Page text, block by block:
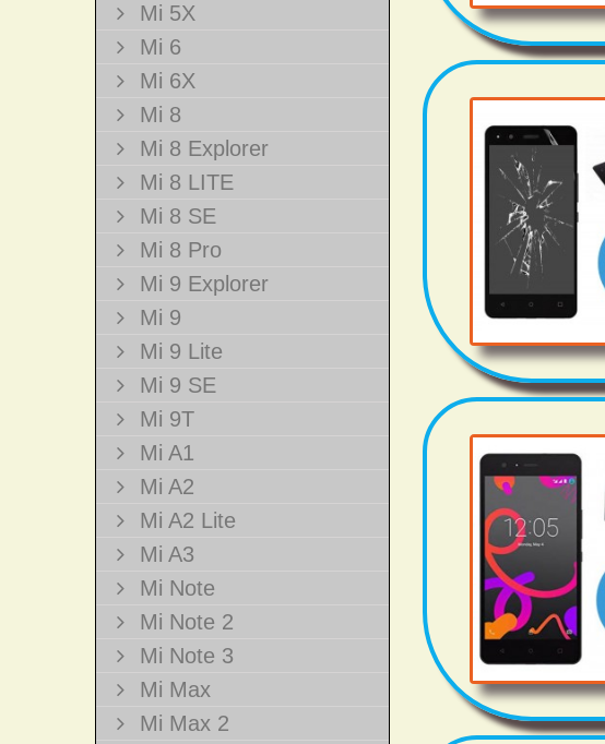
Mi 5X
Mi 6
Mi 6X
Mi 8
Mi 8 Explorer
Mi 8 LITE
Mi 8 SE
Mi 8 Pro
Mi 9 Explorer
Mi 9
Mi 9 Lite
Mi 9 SE
Mi 9T
Mi A1
Mi A2
Mi A2 Lite
Mi A3
Mi Note
Mi Note 2
Mi Note 3
Mi Max
Mi Max 2